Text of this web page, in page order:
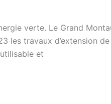
verte. Le Grand
les travaux d’extension
et